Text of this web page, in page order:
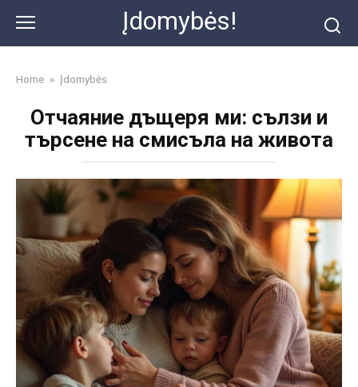
content
Įdomybės!
Home » Įdomybės
Отчаяние дъщеря ми: сълзи и
търсене на смисъла на живота